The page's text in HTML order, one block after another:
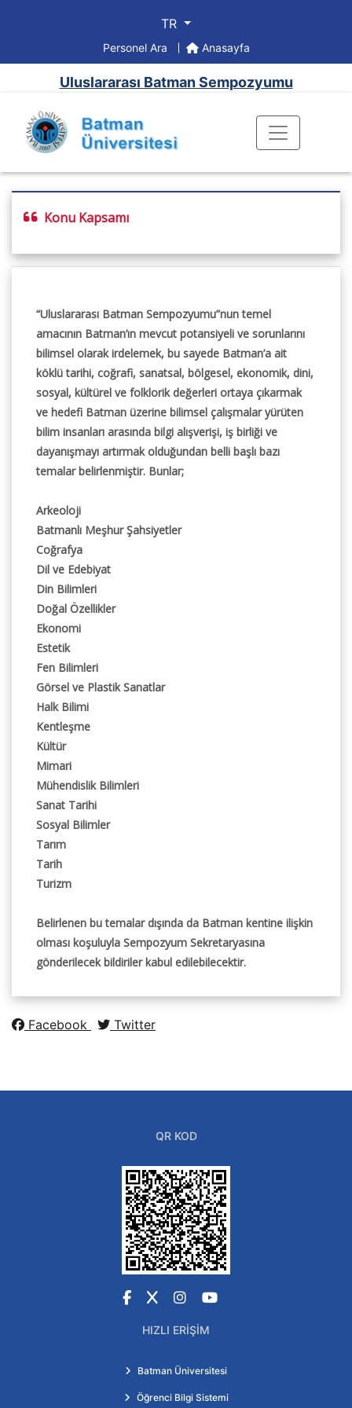
TR
Personel Ara Anasayfa
Uluslararası Batman Sempozyumu
Konu Kapsamı
“Uluslararası Batman Sempozyumu”nun temel
amacının Batman’ın mevcut potansiyeli ve sorunlarını
bilimsel olarak irdelemek, bu sayede Batman’a ait
köklü tarihi, coğrafi, sanatsal, bölgesel, ekonomik, dini,
sosyal, kültürel ve folklorik değerleri ortaya çıkarmak
ve hedefi Batman üzerine bilimsel çalışmalar yürüten
bilim insanları arasında bilgi alışverişi, iş birliği ve
dayanışmayı artırmak olduğundan belli başlı bazı
temalar belirlenmiştir. Bunlar;
Arkeoloji
Batmanlı Meşhur Şahsiyetler
Coğrafya
Dil ve Edebiyat
Din Bilimleri
Doğal Özellikler
Ekonomi
Estetik
Fen Bilimleri
Görsel ve Plastik Sanatlar
Halk Bilimi
Kentleşme
Kültür
Mimari
Mühendislik Bilimleri
Sanat Tarihi
Sosyal Bilimler
Tarım
Tarih
Turizm
Belirlenen bu temalar dışında da Batman kentine ilişkin
olması koşuluyla Sempozyum Sekretaryasına
gönderilecek bildiriler kabul edilebilecektir.
Facebook Twitter
QR KOD
Facebook
X Instagram
YouTube
HIZLI ERIŞIM
Batman Üniversitesi
Öğrenci Bilgi Sistemi